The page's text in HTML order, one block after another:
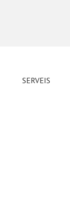
SERVEIS